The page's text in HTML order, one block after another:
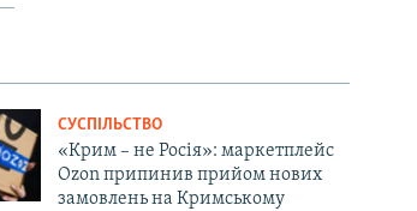
СУСПІЛЬСТВО
«Крим – не Росія»: маркетплейс
Ozon припинив прийом нових
замовлень на Кримському